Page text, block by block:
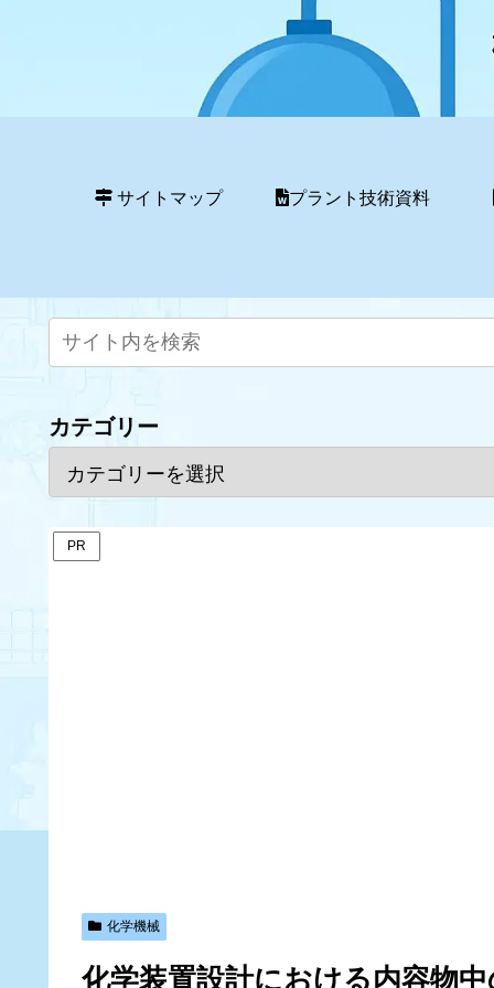
サイトマップ プラント技術資料
カテゴリー
PR
化学機械
化学装置設計における内容物